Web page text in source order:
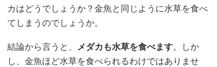
カはどうでしょうか？金魚と同じように水草を食べ
てしまうのでしょうか。
結論から言うと、 メダカも水草を食べます。しか
し、金魚ほど水草を食べられるわけではありませ